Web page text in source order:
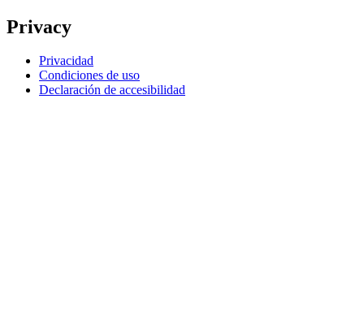
Privacy
Privacidad
Condiciones de uso
Declaración de accesibilidad